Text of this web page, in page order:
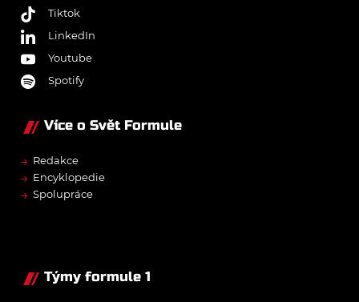
Tiktok
LinkedIn
Youtube
Spotify
Více o Svět Formule
→ Redakce
→ Encyklopedie
→ Spolupráce
Týmy formule 1